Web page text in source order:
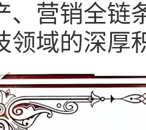
、营销全链
领域的深厚